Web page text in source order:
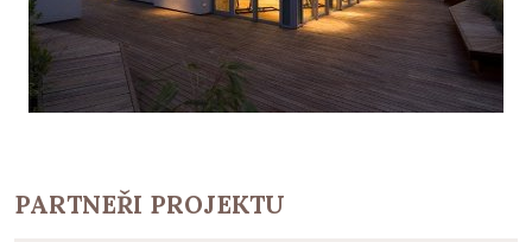
PARTNEŘI PROJEKTU